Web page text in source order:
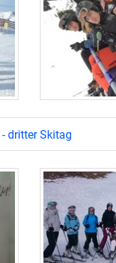
dritter Skitag